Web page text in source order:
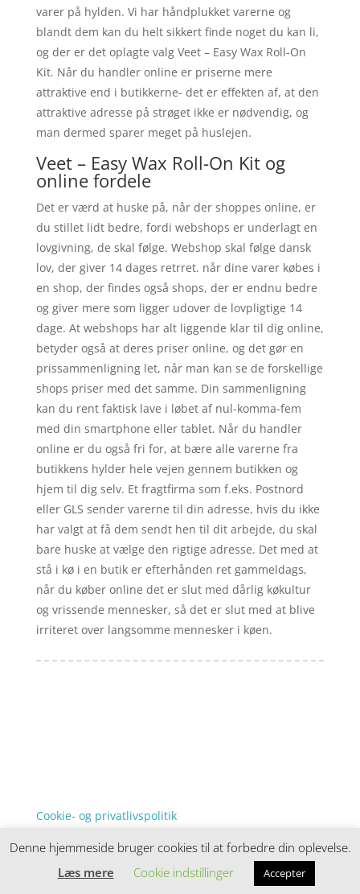
varer på hylden. Vi har håndplukket varerne og
blandt dem kan du helt sikkert finde noget du kan li,
og der er det oplagte valg Veet – Easy Wax Roll-On
Kit. Når du handler online er priserne mere
attraktive end i butikkerne- det er effekten af, at den
attraktive adresse på strøget ikke er nødvendig, og
man dermed sparer meget på huslejen.
Veet – Easy Wax Roll-On Kit og
online fordele
Det er værd at huske på, når der shoppes online, er
du stillet lidt bedre, fordi webshops er underlagt en
lovgivning, de skal følge. Webshop skal følge dansk
lov, der giver 14 dages retrret. når dine varer købes i
en shop, der findes også shops, der er endnu bedre
og giver mere som ligger udover de lovpligtige 14
dage. At webshops har alt liggende klar til dig online,
betyder også at deres priser online, og det gør en
prissammenligning let, når man kan se de forskellige
shops priser med det samme. Din sammenligning
kan du rent faktisk lave i løbet af nul-komma-fem
med din smartphone eller tablet. Når du handler
online er du også fri for, at bære alle varerne fra
butikkens hylder hele vejen gennem butikken og
hjem til dig selv. Et fragtfirma som f.eks. Postnord
eller GLS sender varerne til din adresse, hvis du ikke
har valgt at få dem sendt hen til dit arbejde, du skal
bare huske at vælge den rigtige adresse. Det med at
stå i kø i en butik er efterhånden ret gammeldags,
når du køber online det er slut med dårlig køkultur
og vrissende mennesker, så det er slut med at blive
irriteret over langsomme mennesker i køen.
Cookie- og privatlivspolitik
Denne hjemmeside samler et bredt udvalg af
spændende varer. Siden er et affiiliatesite, og nogle
Denne hjemmeside bruger cookies til at forbedre din oplevelse.
Læs mere
Cookie indstillinger Accepter